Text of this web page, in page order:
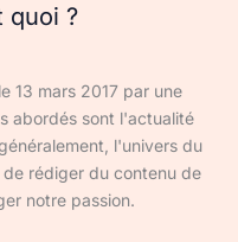
quoi ?
13 mars 2017 par une
abordés sont l'actualité
l'univers du
rédiger du contenu de
notre passion.